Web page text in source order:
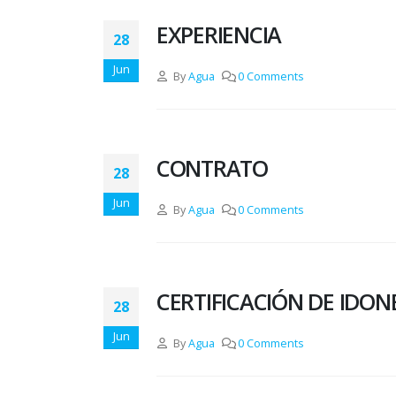
28
Jun
EXPERIENCIA
ByAgua 0 Comments
28
Jun
CONTRATO
ByAgua 0 Comments
28
Jun
CERTIFICACIÓN DE
ByAgua 0 Comments